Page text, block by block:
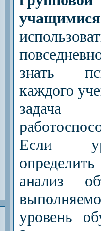
учащимися
знать
каждого
задача
Если
анализ
уровень